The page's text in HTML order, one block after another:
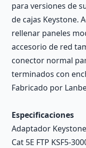
para versiones de
de cajas Keystone.
rellenar paneles
accesorio de red
conector normal
terminados con
Fabricado por
Especificaciones
Adaptador Keystone
Cat 5E FTP KSF5-